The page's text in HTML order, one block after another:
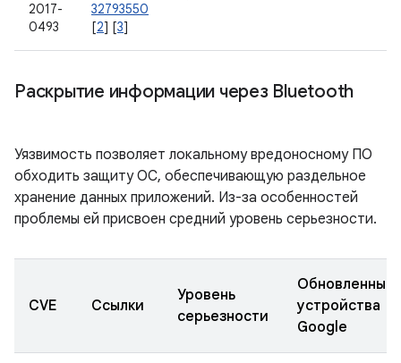
2017-
0493
32793550
[2] [3]
Раскрытие информации через Bluetooth
Уязвимость позволяет локальному вредоносному ПО
обходить защиту ОС, обеспечивающую раздельное
хранение данных приложений. Из-за особенностей
проблемы ей присвоен средний уровень серьезности.
CVE Ссылки
Уровень
серьезности
Обновленные
устройства
Google